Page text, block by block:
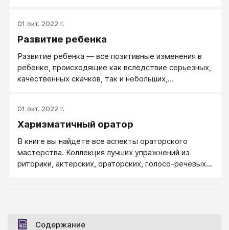
01 окт. 2022 г.
Развитие ребенка
Развитие ребенка — все позитивные изменения в
ребенке, происходящие как вследствие серьезных,
качественных скачков, так и небольших,
формируется под влиянием извне и развивается в
себе самим ребенком. Как происходит развитие
склонности?
01 окт. 2022 г.
Харизматичный оратор
В книге вы найдете все аспекты ораторского
мастерства. Коллекция лучших упражнений из
риторики, актерских, ораторских, голосо-речевых
Содержание